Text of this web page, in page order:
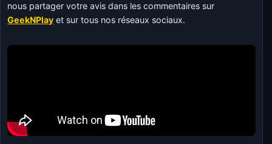
nous partager votre avis dans les commentaires sur
GeekNPlay et sur tous nos réseaux sociaux.